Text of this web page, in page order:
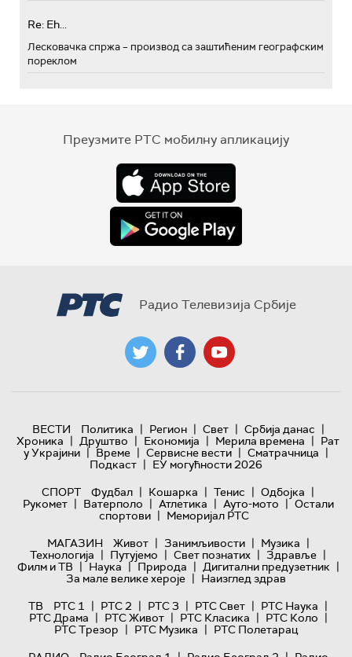
Re: Eh...
Лесковачка спржа – производ са заштићеним географским
пореклом
Преузмите РТС мобилну апликацију
Радио Телевизија Србије
ВЕСТИ Политика | Регион | Свет | Србија данас |
Хроника | Друштво | Економија | Мерила времена | Рат
у Украјини | Време | Сервисне вести | Сматрачница |
Подкаст | ЕУ могућности 2026
СПОРТ
Фудбал | Кошарка | Тенис | Одбојка |
Рукомет | Ватерполо | Атлетика | Ауто-мото | Остали
спортови | Меморијал РТС
МАГАЗИН
Живот | Занимљивости | Музика |
Технологијa | Путујемо | Свет познатих | Здравље |
Филм и ТВ | Наука | Природа | Дигитални предузетник |
За мале велике хероје | Наизглед здрав
ТВ
РТС 1 | РТС 2 | РТС 3 | РТС Свет | РТС Наука |
РТС Драма | РТС Живот | РТС Класика | РТС Коло |
РТС Трезор | РТС Музика | РТС Полетарац